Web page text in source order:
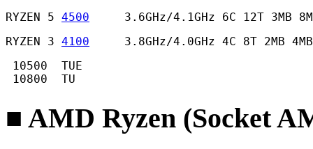
RYZEN 5 4500
3.6GHz/4.1GHz 6C 12T 3MB
RYZEN 3 4100
3.8GHz/4.0GHz 4C 8T 2MB
10500  TUE
10800  TU
■ AMD Ryzen (Socket